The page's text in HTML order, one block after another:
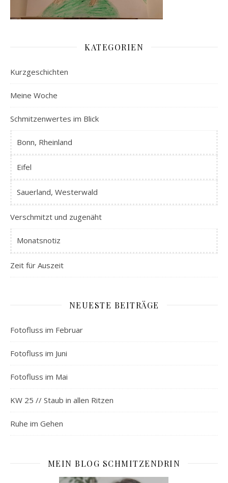
KATEGORIEN
Kurzgeschichten
Meine Woche
Schmitzenwertes im Blick
Bonn, Rheinland
Eifel
Sauerland, Westerwald
Verschmitzt und zugenäht
Monatsnotiz
Zeit für Auszeit
NEUESTE BEITRÄGE
Fotofluss im Februar
Fotofluss im Juni
Fotofluss im Mai
KW 25 // Staub in allen Ritzen
Ruhe im Gehen
MEIN BLOG SCHMITZENDRIN